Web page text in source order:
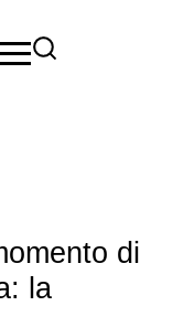
di
la